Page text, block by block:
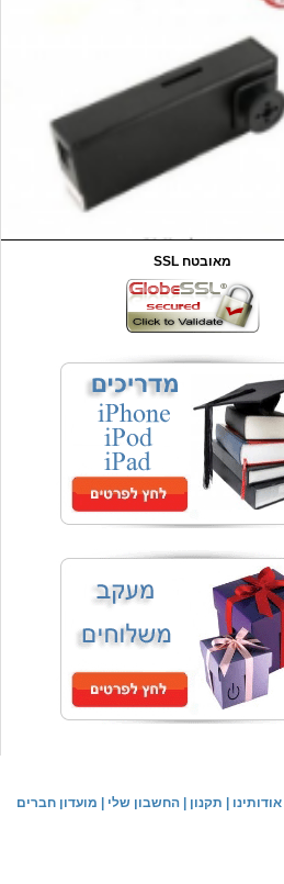
₪59.00
₪90.00 מחיר שוק
כיסוי אחורי לאייפון 4/4S
₪59.00
המחיר שלך
משלוח חינם
שעון יד אופנתי
₪59.00
המחיר שלך
משלוח חינם
שעון יד לילדים \ הלו קיטי - לבן
₪44.00 המחיר שלך
SSL מאובטח
מועדון חברים החשבון שלי תקנון